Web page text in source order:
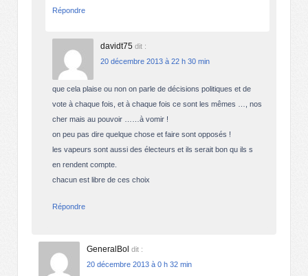
Répondre
davidt75 dit :
20 décembre 2013 à 22 h 30 min
que cela plaise ou non on parle de décisions politiques et de
vote à chaque fois, et à chaque fois ce sont les mêmes …, nos
cher mais au pouvoir ……à vomir !
on peu pas dire quelque chose et faire sont opposés !
les vapeurs sont aussi des électeurs et ils serait bon qu ils s
en rendent compte.
chacun est libre de ces choix
Répondre
GeneralBol dit :
20 décembre 2013 à 0 h 32 min